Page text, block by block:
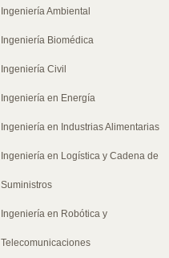
Ingeniería Ambiental
Ingeniería Biomédica
Ingeniería Civil
Ingeniería en Energía
Ingeniería en Industrias Alimentarias
Ingeniería en Logística y Cadena de
Suministros
Ingeniería en Robótica y
Telecomunicaciones